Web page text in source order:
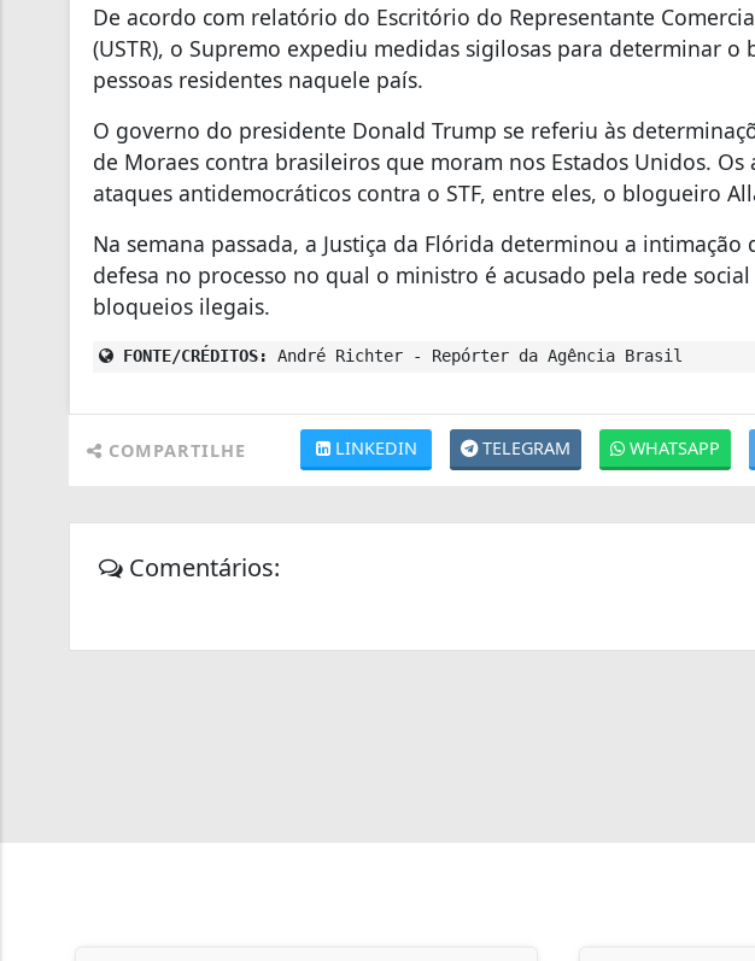
De acordo com relatório do Escritório do Representante
(USTR), o Supremo expediu medidas sigilosas para determinar
pessoas residentes naquele país.
O governo do presidente Donald Trump se referiu às
de Moraes contra brasileiros que moram nos Estados Unidos. Os
ataques antidemocráticos contra o STF, entre eles, o blogueiro
Na semana passada, a Justiça da Flórida determinou a
defesa no processo no qual o ministro é acusado pela rede
bloqueios ilegais.
FONTE/CRÉDITOS: André Richter - Repórter da Agência Brasil
COMPARTILHE WHATSAPP
TELEGRAM
LINKEDIN
Comentários: